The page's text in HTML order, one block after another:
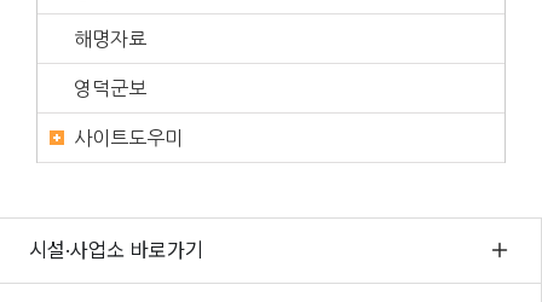
해명자료
영덕군보
사이트도우미
시설·사업소 바로가기